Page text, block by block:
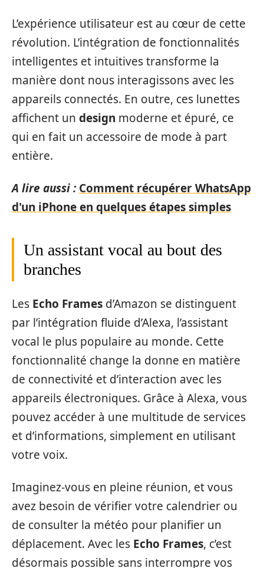
L’expérience utilisateur est au cœur de cette
révolution. L’intégration de fonctionnalités
intelligentes et intuitives transforme la
manière dont nous interagissons avec les
appareils connectés. En outre, ces lunettes
affichent un design moderne et épuré, ce
qui en fait un accessoire de mode à part
entière.
A lire aussi : Comment récupérer WhatsApp
d'un iPhone en quelques étapes simples
Un assistant vocal au bout des
branches
Les Echo Frames d’Amazon se distinguent
par l’intégration fluide d’Alexa, l’assistant
vocal le plus populaire au monde. Cette
fonctionnalité change la donne en matière
de connectivité et d’interaction avec les
appareils électroniques. Grâce à Alexa, vous
pouvez accéder à une multitude de services
et d’informations, simplement en utilisant
votre voix.
Imaginez-vous en pleine réunion, et vous
avez besoin de vérifier votre calendrier ou
de consulter la météo pour planifier un
déplacement. Avec les Echo Frames, c’est
désormais possible sans interrompre vos